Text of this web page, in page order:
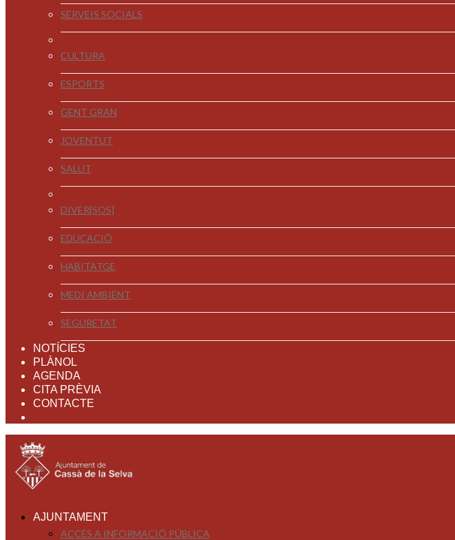
SERVEIS SOCIALS
CULTURA
ESPORTS
GENT GRAN
JOVENTUT
SALUT
DIVER[SOS]
EDUCACIÓ
HABITATGE
MEDI AMBIENT
SEGURETAT
NOTÍCIES
PLÀNOL
AGENDA
CITA PRÈVIA
CONTACTE
AJUNTAMENT
ACCÉS A INFORMACIÓ PÚBLICA